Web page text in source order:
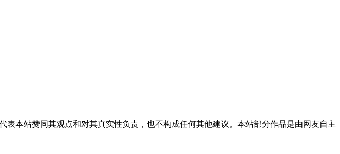
本站赞同其观点和对其真实性负责，也不构成任何其他建议。本站部分作品是由网友自主